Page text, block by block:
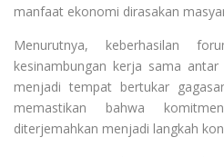
manfaat ekonomi dirasakan
Menurutnya, keberhasilan
kesinambungan kerja sama
menjadi tempat bertukar
memastikan bahwa
diterjemahkan menjadi langkah